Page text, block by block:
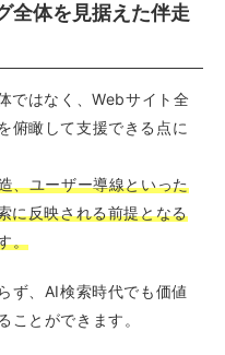
全体を見据えた伴走
ではなく、Webサイト全
俯瞰して支援できる点に
、ユーザー導線といった
に反映される前提となる
。
ず、AI検索時代でも価値
ことができます。